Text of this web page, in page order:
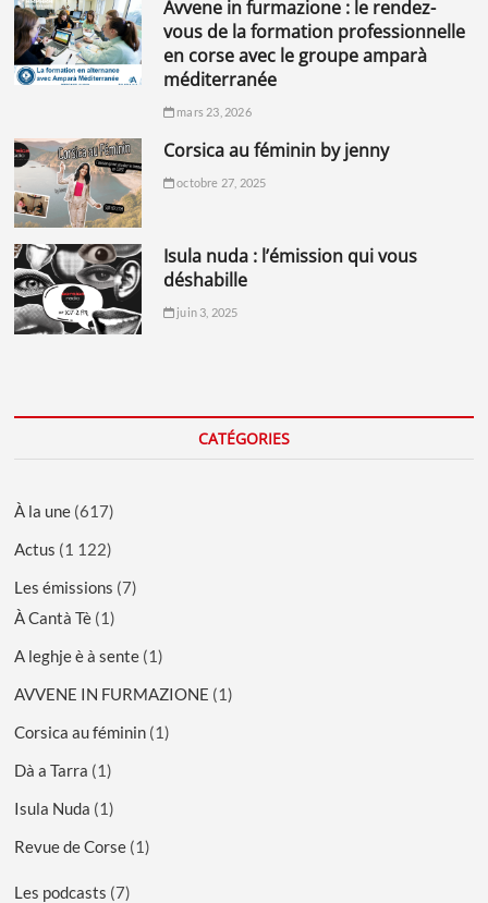
avvene in furmazione : le rendez-
vous de la formation professionnelle
en corse avec le groupe amparà
méditerranée
mars 23, 2026
corsica au féminin by jenny
octobre 27, 2025
isula nuda : l’émission qui vous
déshabille
juin 3, 2025
CATÉGORIES
À la une (617)
Actus (1 122)
Les émissions (7)
À Cantà Tè (1)
A leghje è à sente (1)
AVVENE IN FURMAZIONE (1)
Corsica au féminin (1)
Dà a Tarra (1)
Isula Nuda (1)
Revue de Corse (1)
Les podcasts (7)